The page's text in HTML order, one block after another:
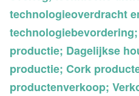
technologieoverdracht
productie; Dagelijkse
productie; Cork
productenverkoop;